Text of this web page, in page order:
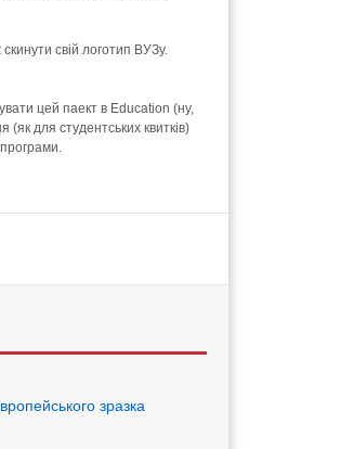
свій логотип ВУЗу.
цей паект в Education (ну,
для студентських квитків)
зразка